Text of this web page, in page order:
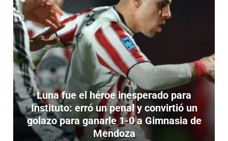
Luna fue el héroe inesperado para
Instituto: erró un penal y convirtió un
golazo para ganarle 1-0 a Gimnasia de
Mendoza